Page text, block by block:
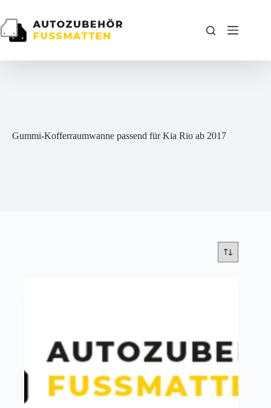
springen
Gummi-Kofferraumwanne passend für Kia Rio ab 2017